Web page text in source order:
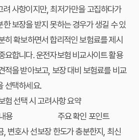
려 사항이지만, 최저가만을 고집하다가
보장을 받지 못하는 경우가 생길 수 있
히 확보하면서 합리적인 보험료를 제시
요합니다.운전자보험 비교사이트 활용
적을 받아보고, 보장 대비 보험료를 비교
선택하세요.
험 선택 시 고려사항 요약
용
주요 확인 포인트
, 변호사 선보장 한도가 충분한지, 최신